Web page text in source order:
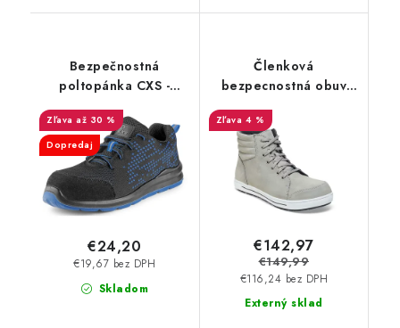
Bezpečnostná
poltopánka CXS -
Texline Vis S1
až 30 %
Dopredaj
Skladom
€19,67 bez DPH
€24,20
Členková
bezpecnostná obuv
BIRKENSTOCK -
Birkenstock QS 700 NL
Grau S3 SRC - 36068
4 %
Externý sklad
€116,24 bez DPH
€142,97
€149,99